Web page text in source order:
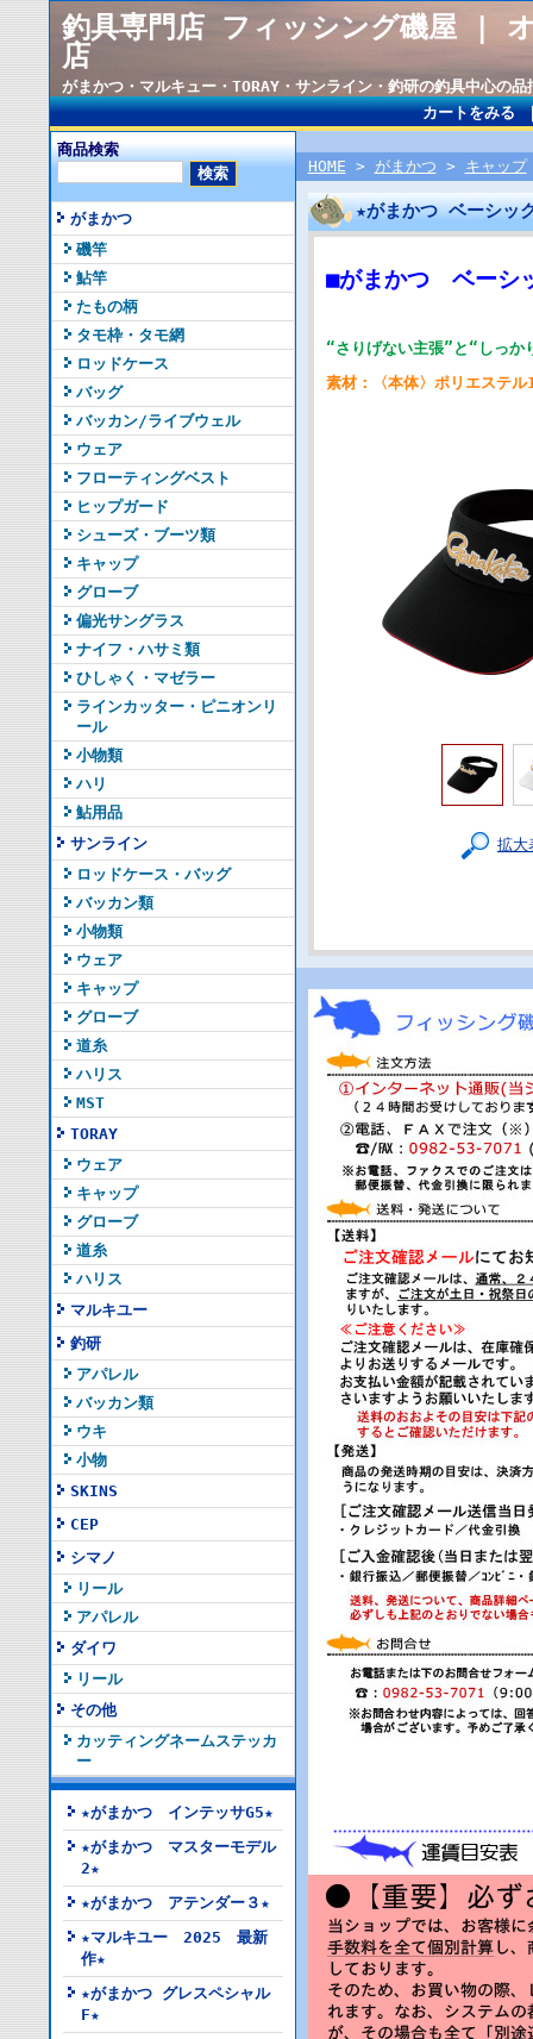
釣具専門店 フィッシング磯屋 |
店
がまかつ・マルキュー・TORAY・サンライン・釣研の釣具中心の
カートをみる
商品検索
がまかつ
磯竿
鮎竿
たもの柄
タモ枠・タモ網
ロッドケース
バッグ
バッカン/ライブウェル
ウェア
フローティングベスト
ヒップガード
シューズ・ブーツ類
キャップ
グローブ
偏光サングラス
ナイフ・ハサミ類
ひしゃく・マゼラー
ラインカッター・ピニオンリ
ール
小物類
ハリ
鮎用品
サンライン
ロッドケース・バッグ
バッカン類
小物類
ウェア
キャップ
グローブ
道糸
ハリス
MST
TORAY
ウェア
キャップ
グローブ
道糸
ハリス
マルキユー
釣研
アパレル
バッカン類
ウキ
小物
SKINS
CEP
シマノ
リール
アパレル
ダイワ
リール
その他
カッティングネームステッカ
ー
★がまかつ インテッサG5★
★がまかつ マスターモデル
2★
★がまかつ アテンダー３★
★マルキユー 2025 最新
作★
★がまかつ グレスペシャル
F★
HOME > がまかつ > キャップ
★がまかつ ベーシッ
■がまかつ ベーシ
“さりげない主張”と“しっか
素材：〈本体〉ポリエステル
拡大